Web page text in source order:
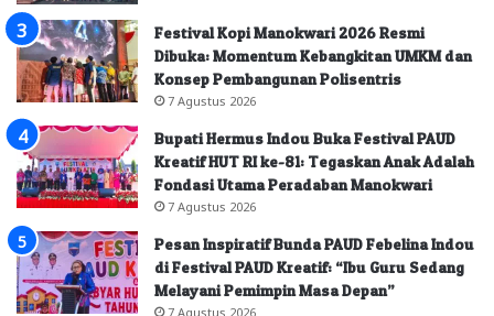
Festival Kopi Manokwari 2026 Resmi
Dibuka: Momentum Kebangkitan UMKM dan
Konsep Pembangunan Polisentris
7 Agustus 2026
Bupati Hermus Indou Buka Festival PAUD
Kreatif HUT RI ke-81: Tegaskan Anak Adalah
Fondasi Utama Peradaban Manokwari
7 Agustus 2026
Pesan Inspiratif Bunda PAUD Febelina Indou
di Festival PAUD Kreatif: “Ibu Guru Sedang
Melayani Pemimpin Masa Depan”
7 Agustus 2026